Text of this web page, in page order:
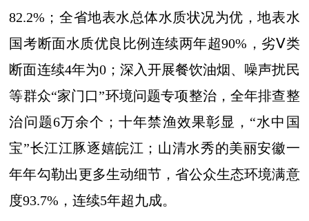
82.2%；全省地表水总体水质状况为优，地表水
国考断面水质优良比例连续两年超90%，劣Ⅴ类
断面连续4年为0；深入开展餐饮油烟、噪声扰民
等群众“家门口”环境问题专项整治，全年排查整
治问题6万余个；十年禁渔效果彰显，“水中国
宝”长江江豚逐嬉皖江；山清水秀的美丽安徽一
年年勾勒出更多生动细节，省公众生态环境满意
度93.7%，连续5年超九成。